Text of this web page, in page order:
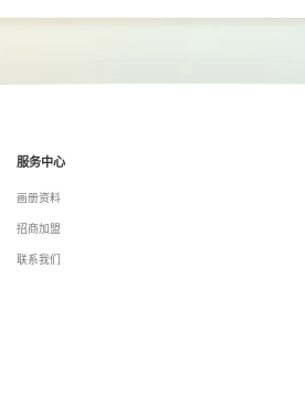
服务中心
画册资料
招商加盟
联系我们